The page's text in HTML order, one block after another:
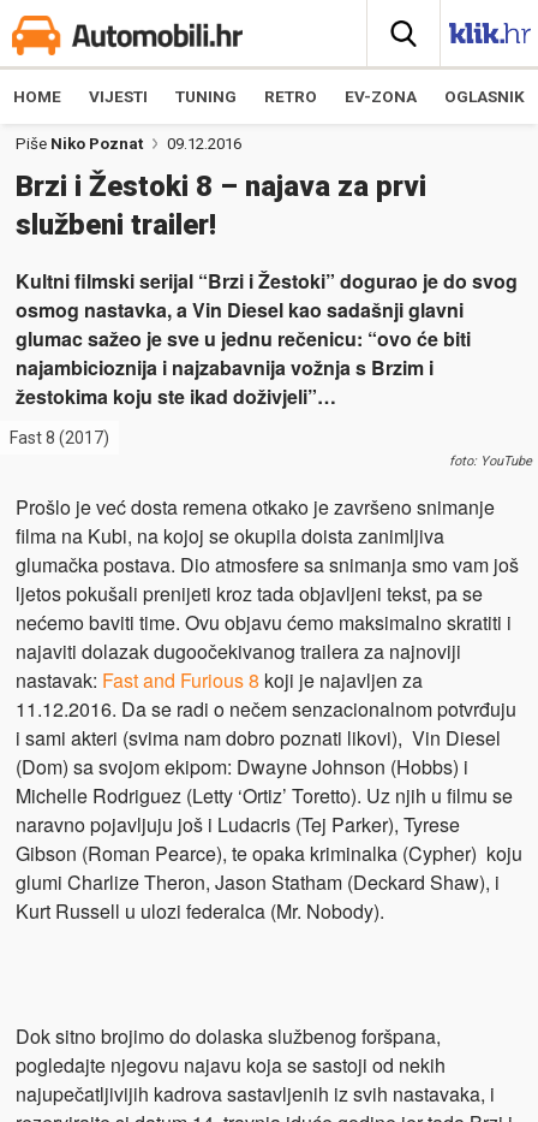
HOME VIJESTI TUNING RETRO EV-ZONA OGLASNIK
Piše Niko Poznat 09.12.2016
Brzi i Žestoki 8 – najava za prvi
službeni trailer!
Kultni filmski serijal “Brzi i Žestoki” dogurao je do svog
osmog nastavka, a Vin Diesel kao sadašnji glavni
glumac sažeo je sve u jednu rečenicu: “ovo će biti
najambicioznija i najzabavnija vožnja s Brzim i
žestokima koju ste ikad doživjeli”…
Fast 8 (2017)
foto: YouTube
Prošlo je već dosta remena otkako je završeno snimanje
filma na Kubi, na kojoj se okupila doista zanimljiva
glumačka postava. Dio atmosfere sa snimanja smo vam još
ljetos pokušali prenijeti kroz tada objavljeni tekst, pa se
nećemo baviti time. Ovu objavu ćemo maksimalno skratiti i
najaviti dolazak dugoočekivanog trailera za najnoviji
nastavak: Fast and Furious 8 koji je najavljen za
11.12.2016. Da se radi o nečem senzacionalnom potvrđuju
i sami akteri (svima nam dobro poznati likovi), Vin Diesel
(Dom) sa svojom ekipom: Dwayne Johnson (Hobbs) i
Michelle Rodriguez (Letty ‘Ortiz’ Toretto). Uz njih u filmu se
naravno pojavljuju još i Ludacris (Tej Parker), Tyrese
Gibson (Roman Pearce), te opaka kriminalka (Cypher) koju
glumi Charlize Theron, Jason Statham (Deckard Shaw), i
Kurt Russell u ulozi federalca (Mr. Nobody).
Dok sitno brojimo do dolaska službenog foršpana,
pogledajte njegovu najavu koja se sastoji od nekih
najupečatljivijih kadrova sastavljenih iz svih nastavaka, i